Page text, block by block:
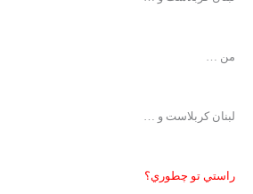
من …
لبنان کربلاست و …
راستي تو چطوري؟